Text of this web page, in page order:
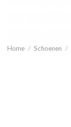
Home / Schoenen /